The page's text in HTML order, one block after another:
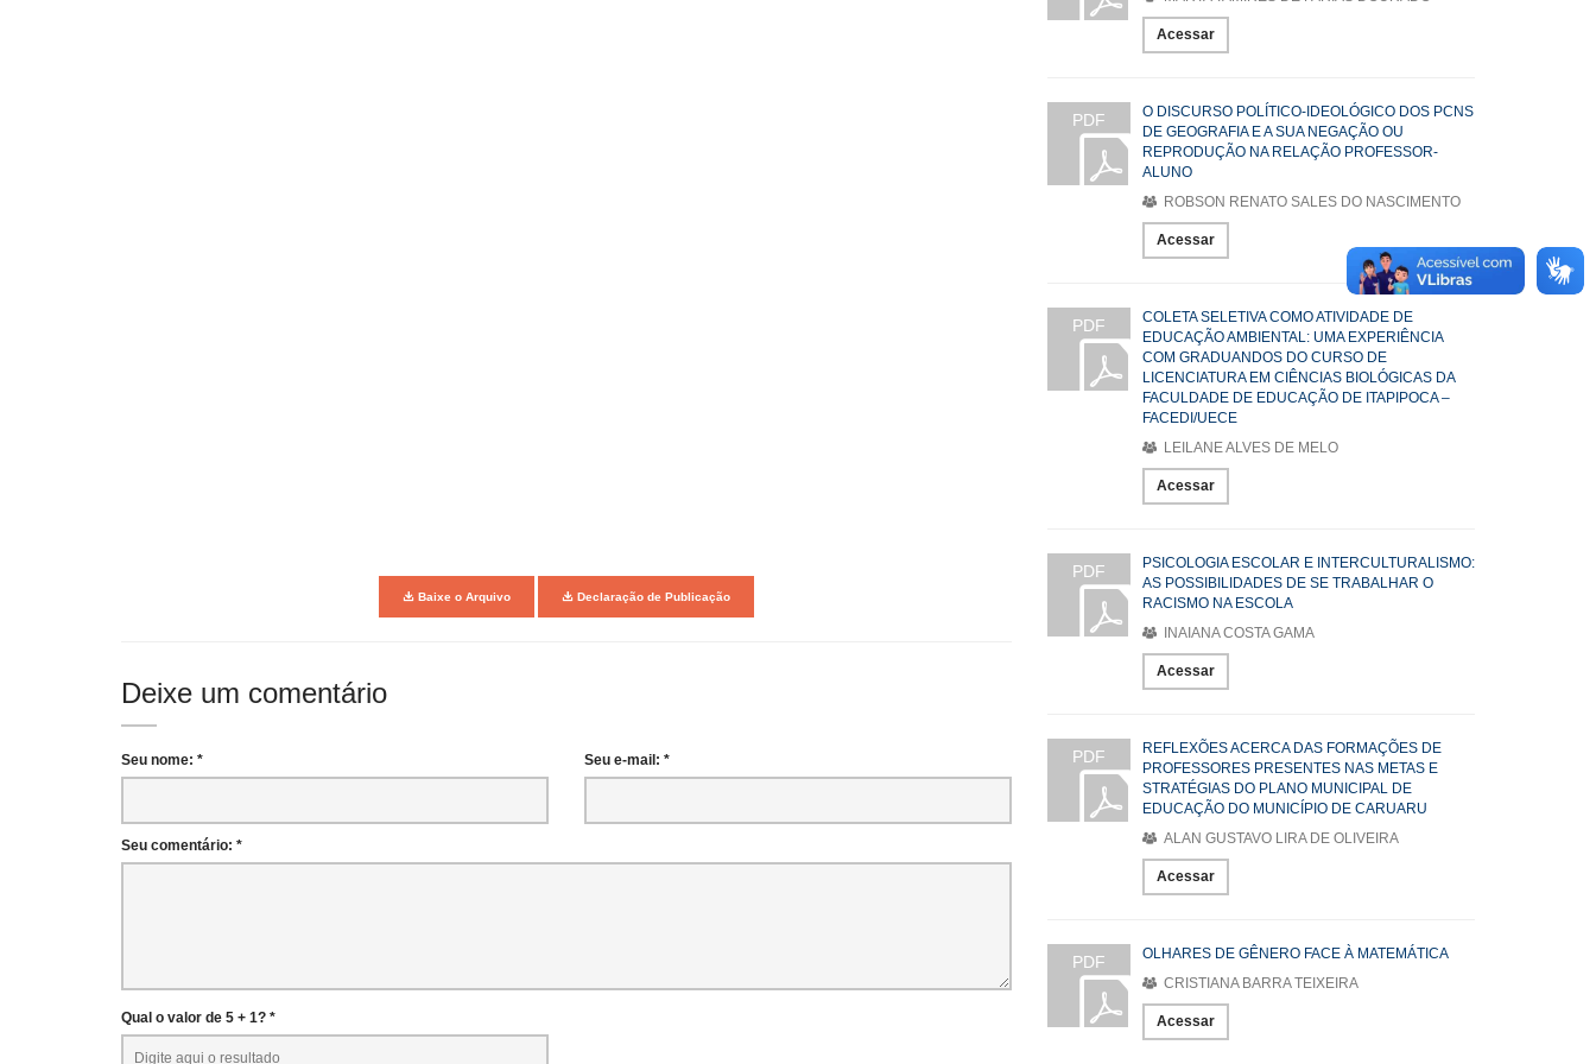
Baixe o Arquivo Declaração de Publicação
Deixe um comentário
Seu nome: * Seu e-mail: *
Seu comentário: *
Qual o valor de 5 + 1? *
Acessar
PDF
O DISCURSO POLÍTICO-IDEOLÓGICO DOS PCNS
DE GEOGRAFIA E A SUA NEGAÇÃO OU
REPRODUÇÃO NA RELAÇÃO PROFESSOR-
ALUNO
ROBSON RENATO SALES DO NASCIMENTO
Acessar
PDF
COLETA SELETIVA COMO ATIVIDADE DE
EDUCAÇÃO AMBIENTAL: UMA EXPERIÊNCIA
COM GRADUANDOS DO CURSO DE
LICENCIATURA EM CIÊNCIAS BIOLÓGICAS DA
FACULDADE DE EDUCAÇÃO DE ITAPIPOCA –
FACEDI/UECE
LEILANE ALVES DE MELO
Acessar
PDF
PSICOLOGIA ESCOLAR E INTERCULTURALISMO:
AS POSSIBILIDADES DE SE TRABALHAR O
RACISMO NA ESCOLA
INAIANA COSTA GAMA
Acessar
PDF
REFLEXÕES ACERCA DAS FORMAÇÕES DE
PROFESSORES PRESENTES NAS METAS E
STRATÉGIAS DO PLANO MUNICIPAL DE
EDUCAÇÃO DO MUNICÍPIO DE CARUARU
ALAN GUSTAVO LIRA DE OLIVEIRA
Acessar
PDF
OLHARES DE GÊNERO FACE À MATEMÁTICA
CRISTIANA BARRA TEIXEIRA
Acessar